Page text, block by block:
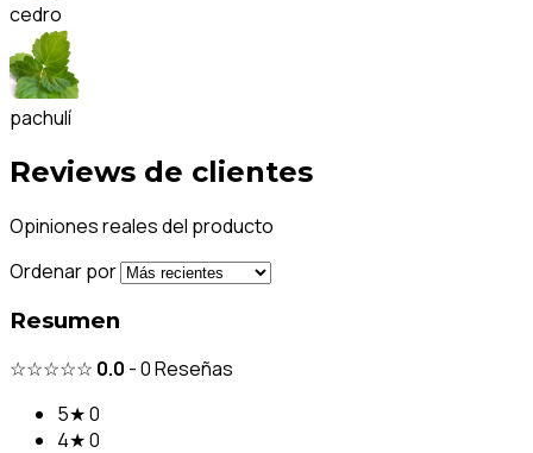
cedro
pachulí
Reviews de clientes
Opiniones reales del producto
Ordenar por
Resumen
☆☆☆☆☆ 0.0 -0Reseñas
5★0
4★0